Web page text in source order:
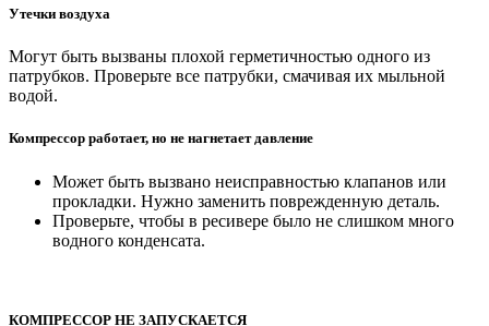
Утечки воздуха
Могут быть вызваны плохой герметичностью одного из
патрубков. Проверьте все патрубки, смачивая их мыльной
водой.
Компрессор работает, но не нагнетает давление
Может быть вызвано неисправностью клапанов или
прокладки. Нужно заменить поврежденную деталь.
Проверьте, чтобы в ресивере было не слишком много
водного конденсата.
КОМПРЕССОР НЕ ЗАПУСКАЕТСЯ